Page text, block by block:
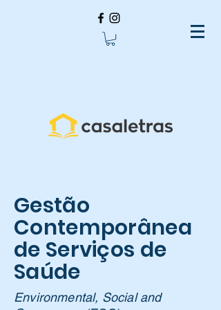
Gestão
Contemporânea
de Serviços de
Saúde
Environmental, Social and